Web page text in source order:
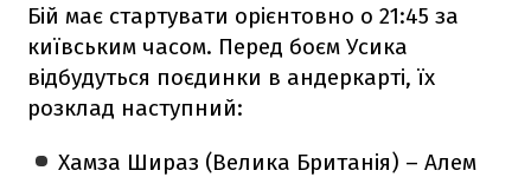
Бій має стартувати орієнтовно о 21:45 за
київським часом. Перед боєм Усика
відбудуться поєдинки в андеркарті, їх
розклад наступний:
Хамза Шираз (Велика Британія) – Алем